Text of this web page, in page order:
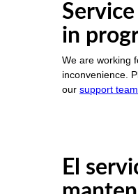
in
We are working
inconvenience.
our support team
El